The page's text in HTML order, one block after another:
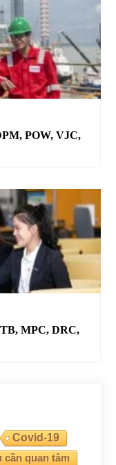
POW, VJC,
MPC, DRC,
Covid-19
cần quan tâm